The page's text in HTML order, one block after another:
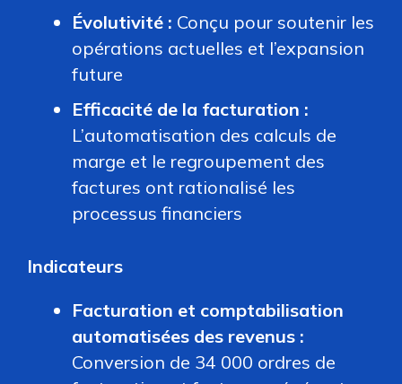
Évolutivité : Conçu pour soutenir les
opérations actuelles et l’expansion
future
Efficacité de la facturation :
L’automatisation des calculs de
marge et le regroupement des
factures ont rationalisé les
processus financiers
Indicateurs
Facturation et comptabilisation
automatisées des revenus :
Conversion de 34 000 ordres de